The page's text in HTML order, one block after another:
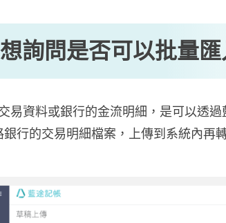
想詢問是否可以批量
易資料或銀行的金流明細，是可以透
行的交易明細檔案，上傳到系統內再